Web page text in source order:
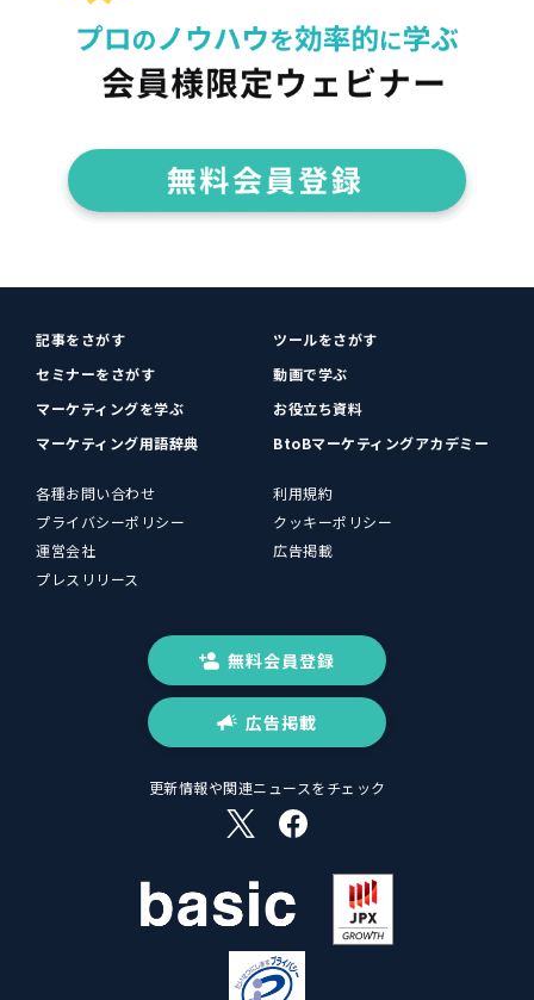
記事をさがす
ツールをさがす
セミナーをさがす
動画で学ぶ
マーケティングを学ぶ
お役立ち資料
マーケティング用語辞典
BtoBマーケティングアカデミー
各種お問い合わせ
利用規約
プライバシーポリシー
クッキーポリシー
運営会社
広告掲載
プレスリリース
無料会員登録
広告掲載
更新情報や関連ニュースをチェック